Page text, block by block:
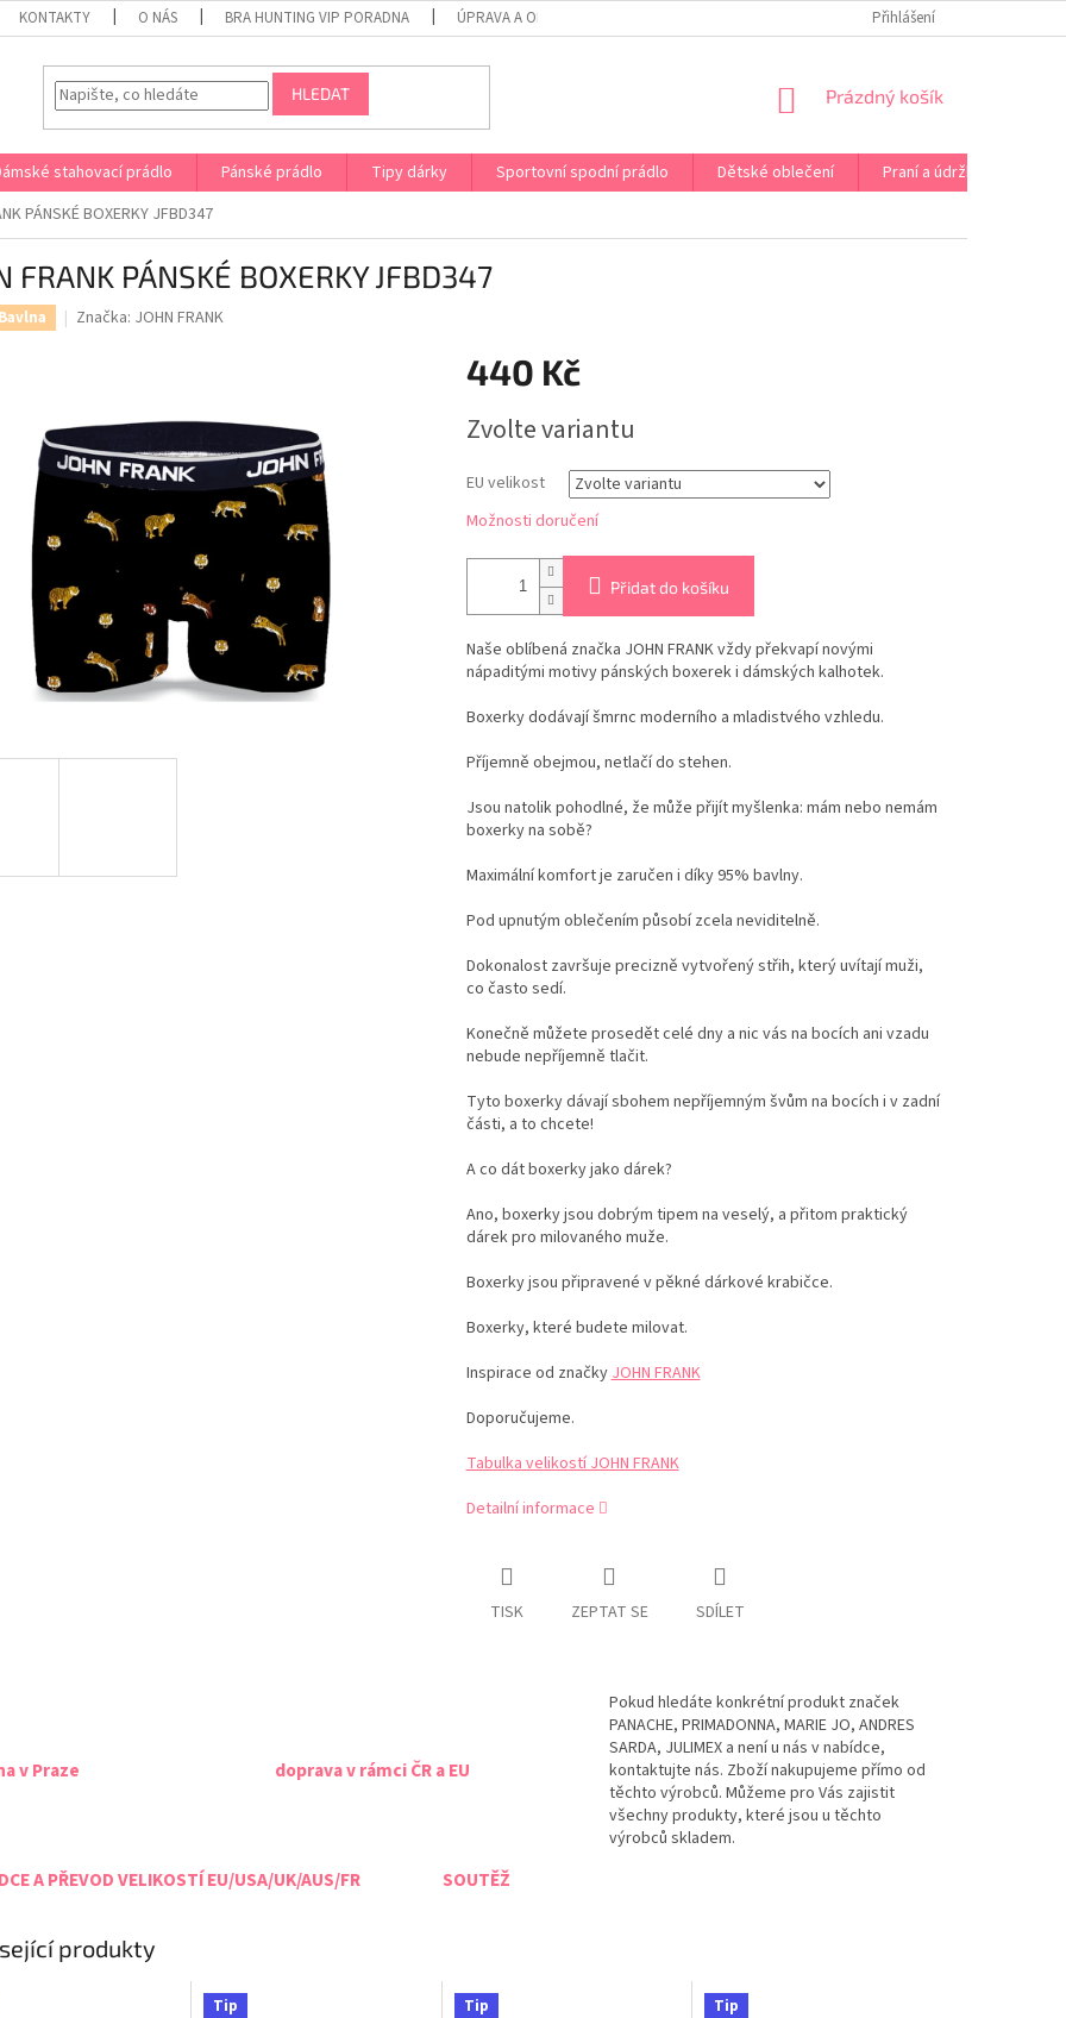
KONTAKTY O NÁS BRA HUNTING VIP PORADNA ÚPRAVA A OPRAVA PRÁDLA NA MÍRU DOPRAVA A PLATBA ČR A EU
Přihlášení
HLEDAT
NÁKUPNÍ
Prázdný košík
stahovací prádlo Pánské prádlo Tipy dárky Sportovní spodní prádlo Dětské oblečení Praní a údržba
PÁNSKÉ BOXERKY JFBD347
FRANK PÁNSKÉ BOXERKY JFBD347
Bavlna Značka: JOHN FRANK
440 Kč
cena:
Zvolte variantu
EU velikost
Možnosti doručení
Přidat do košíku
Naše oblíbená značka JOHN FRANK vždy překvapí novými
nápaditými motivy pánských boxerek i dámských kalhotek.
Boxerky dodávají šmrnc moderního a mladistvého vzhledu.
Příjemně obejmou, netlačí do stehen.
Jsou natolik pohodlné, že může přijít myšlenka: mám nebo nemám
boxerky na sobě?
Maximální komfort je zaručen i díky 95% bavlny.
Pod upnutým oblečením působí zcela neviditelně.
Dokonalost završuje precizně vytvořený střih, který uvítají muži,
co často sedí.
Konečně můžete prosedět celé dny a nic vás na bocích ani vzadu
nebude nepříjemně tlačit.
Tyto boxerky dávají sbohem nepříjemným švům na bocích i v zadní
části, a to chcete!
A co dát boxerky jako dárek?
Ano, boxerky jsou dobrým tipem na veselý, a přitom praktický
dárek pro milovaného muže.
Boxerky jsou připravené v pěkné dárkové krabičce.
Boxerky, které budete milovat.
Inspirace od značkyJOHN FRANK
Doporučujeme.
Tabulka velikostí JOHN FRANK
Detailní informace
TISK ZEPTAT SE SDÍLET
v Praze doprava v rámci ČR a EU
Pokud hledáte konkrétní produkt značek
PANACHE, PRIMADONNA, MARIE JO, ANDRES
SARDA, JULIMEX a není u nás v nabídce,
kontaktujte nás. Zboží nakupujeme přímo od
těchto výrobců. Můžeme pro Vás zajistit
všechny produkty, které jsou u těchto
výrobců skladem.
A PŘEVOD VELIKOSTÍ EU/USA/UK/AUS/FR SOUTĚŽ
produkty
Tip
Tip
Tip